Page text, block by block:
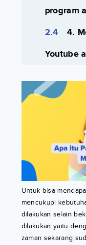
program
4.
Youtube
Untuk bisa
mencukupi
dilakukan selain
dilakukan yaitu
zaman sekarang